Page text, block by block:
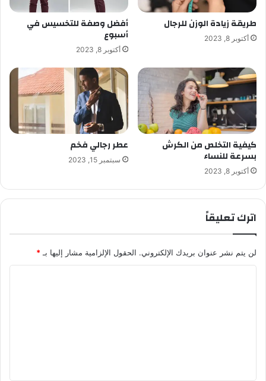
طريقة زيادة الوزن للرجال
أكتوبر 8, 2023
أفضل وصفة للتخسيس في
أسبوع
أكتوبر 8, 2023
كيفية التخلص من الكرش
بسرعة للنساء
أكتوبر 8, 2023
عطر رجالي فخم
سبتمبر 15, 2023
اترك تعليقاً
لن يتم نشر عنوان بريدك الإلكتروني. الحقول الإلزامية مشار إليها بـ*